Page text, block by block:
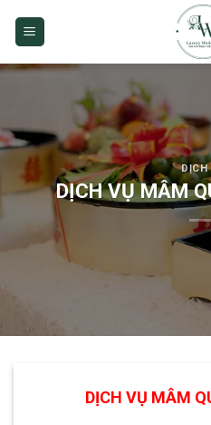
DỊCH
DỊCH VỤ MÂM
DỊCH VỤ MÂM